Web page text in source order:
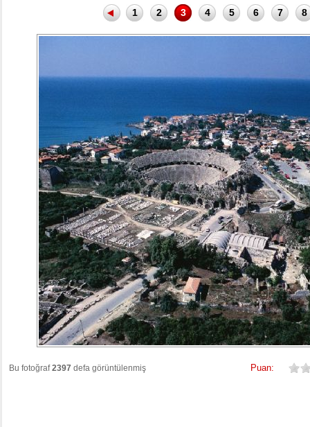
1
2 3 4 5 6 7 8
Bu fotoğraf2397 defa görüntülenmiş Puan: